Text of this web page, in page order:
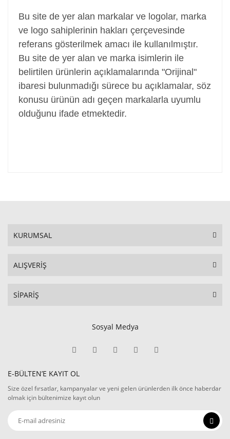
Bu site de yer alan markalar ve logolar, marka
ve logo sahiplerinin hakları çerçevesinde
referans gösterilmek amacı ile kullanılmıştır.
Bu site de yer alan ve marka isimlerin ile
belirtilen ürünlerin açıklamalarında "Orijinal"
ibaresi bulunmadığı sürece bu açıklamalar, söz
konusu ürünün adı geçen markalarla uyumlu
olduğunu ifade etmektedir.
KURUMSAL
ALIŞVERİŞ
SİPARİŞ
Sosyal Medya
E-BÜLTEN’E KAYIT OL
Size özel fırsatlar, kampanyalar ve yeni gelen ürünlerden ilk önce haberdar
olmak için bültenimize kayıt olun